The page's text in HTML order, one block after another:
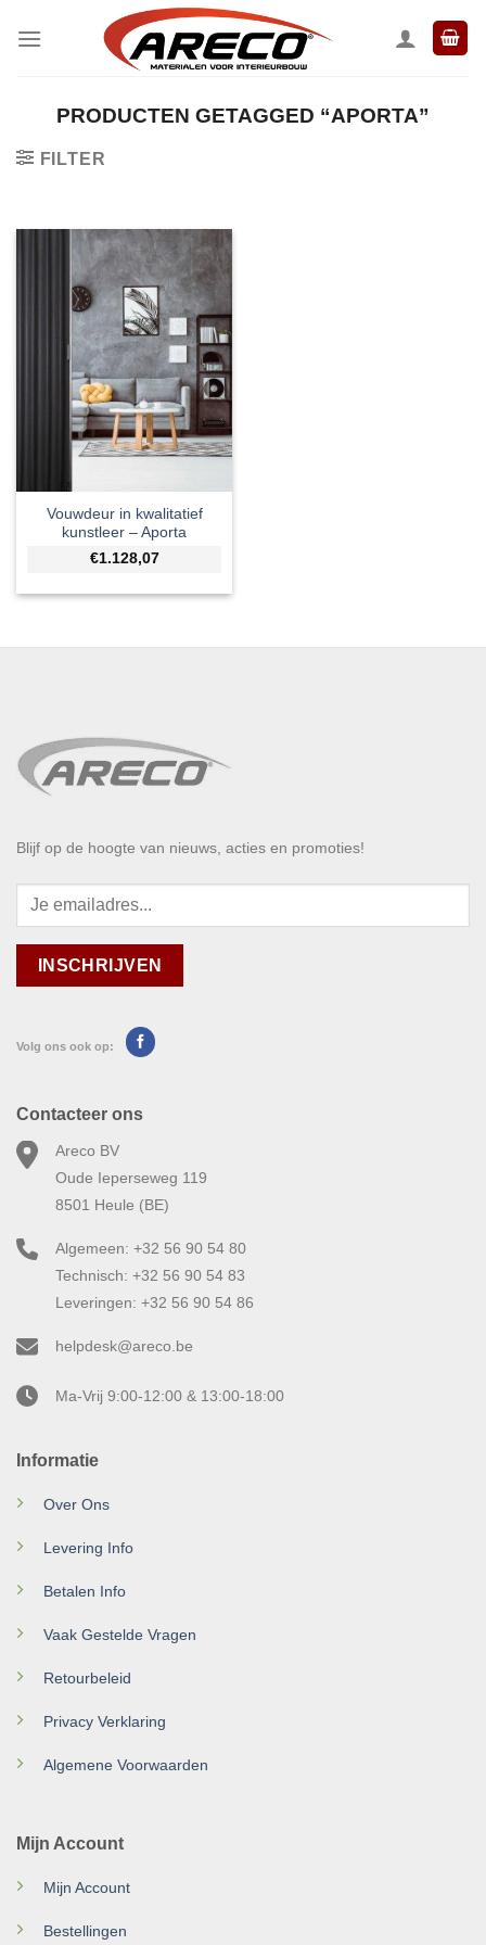
naar
PRODUCTEN GETAGGED “APORTA”
FILTER
Vouwdeur in kwalitatief
kunstleer – Aporta
€1.128,07
Blijf op de hoogte van nieuws, acties en promoties!
Volg ons ook op:
Informatie
Over Ons
Levering Info
Betalen Info
Vaak Gestelde Vragen
Retourbeleid
Privacy Verklaring
Algemene Voorwaarden
Mijn Account
Mijn Account
Bestellingen
Contacteer ons
Areco BV
Oude Ieperseweg 119
8501 Heule (BE)
Algemeen: +32 56 90 54 80
Technisch: +32 56 90 54 83
Leveringen: +32 56 90 54 86
helpdesk@areco.be
Ma-Vrij 9:00-12:00 & 13:00-18:00